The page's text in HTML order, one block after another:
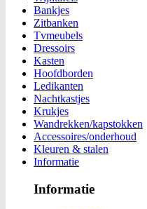
Bankjes
Zitbanken
Tvmeubels
Dressoirs
Kasten
Hoofdborden
Ledikanten
Nachtkastjes
Krukjes
Wandrekken/kapstokken
Accessoires/onderhoud
Kleuren & stalen
Informatie
Informatie